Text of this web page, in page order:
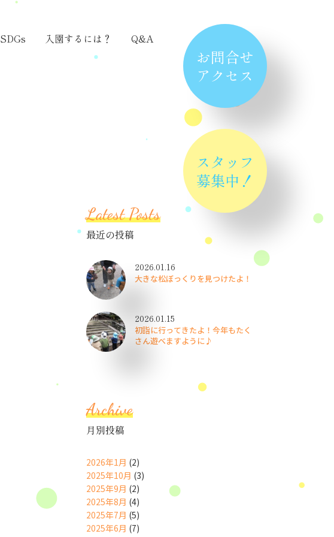
お問合せ
アクセス
スタッフ
募集中！
SDGs 入園するには？ Q&A
Latest Posts
最近の投稿
2026.01.16
大きな松ぼっくりを見つけたよ！
2026.01.15
初詣に行ってきたよ！今年もたく
さん遊べますように♪
Archive
月別投稿
2026年1月 (2)
2025年10月 (3)
2025年9月 (2)
2025年8月 (4)
2025年7月 (5)
2025年6月 (7)